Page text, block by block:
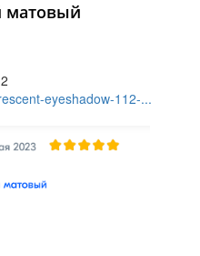
матовый
eyeshadow-112-...